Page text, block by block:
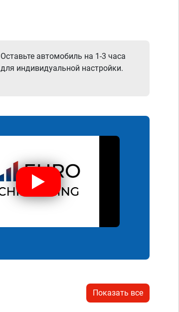
Оставьте автомобиль на 1-3 часа
для индивидуальной настройки.
Показать все